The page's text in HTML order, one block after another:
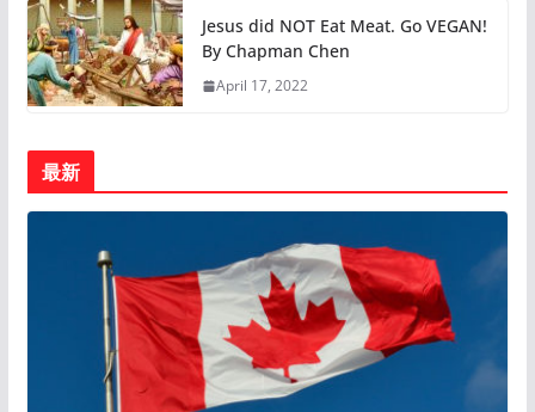
Jesus did NOT Eat Meat. Go VEGAN!
By Chapman Chen
April 17, 2022
最新